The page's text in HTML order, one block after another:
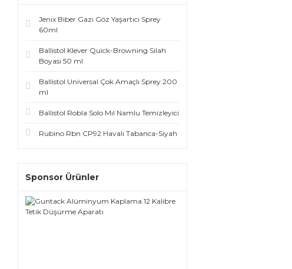
Jenix Biber Gazı Göz Yaşartıcı Sprey
60ml
Ballistol Klever Quick-Browning Silah
Boyası 50 ml
Ballistol Universal Çok Amaçlı Sprey 200
ml
Ballistol Robla Solo Mıl Namlu Temizleyici
Rubino Rbn CP92 Havalı Tabanca-Siyah
Sponsor Ürünler